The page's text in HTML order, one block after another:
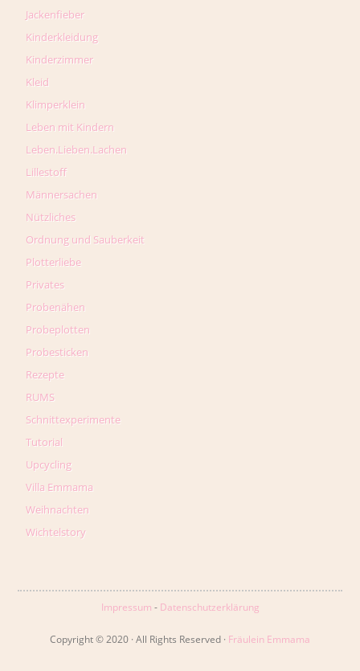
Jackenfieber
Kinderkleidung
Kinderzimmer
Kleid
Klimperklein
Leben mit Kindern
Leben.Lieben.Lachen
Lillestoff
Männersachen
Nützliches
Ordnung und Sauberkeit
Plotterliebe
Privates
Probenähen
Probeplotten
Probesticken
Rezepte
RUMS
Schnittexperimente
Tutorial
Upcycling
Villa Emmama
Weihnachten
Wichtelstory
Impressum - Datenschutzerklärung
Copyright © 2020 · All Rights Reserved · Fräulein Emmama